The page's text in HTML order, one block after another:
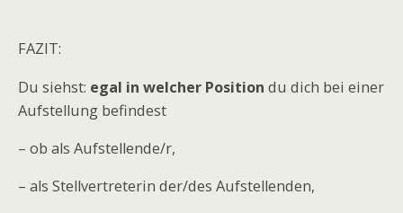
FAZIT:
Du siehst: egal in welcher Position du dich bei einer
Aufstellung befindest
– ob als Aufstellende/r,
– als Stellvertreterin der/des Aufstellenden,